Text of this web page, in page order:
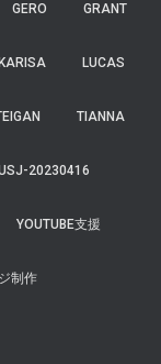
GERO GRANT
KARISA LUCAS
TIANNA
20230416
YOUTUBE支援
制作